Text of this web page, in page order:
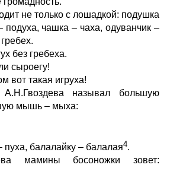
не только с лошадкой: подушка
подуха, чашка – чаха, одуванчик –
без гребеха.
сыроегу!
вот такая игруха!
называл большую
мышь – мыха:
балалайку – балалая4.
мамины босоножки зовет: